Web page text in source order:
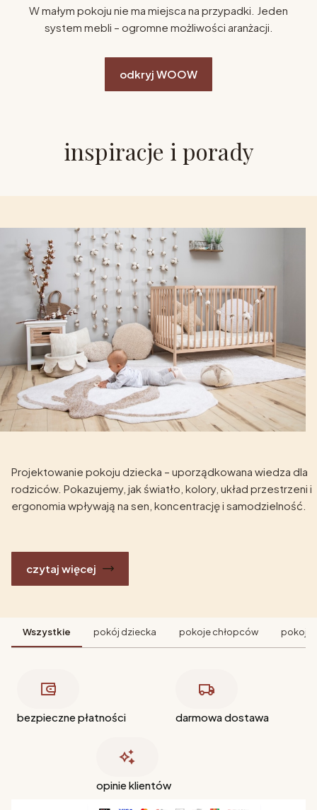
W małym pokoju nie ma miejsca na przypadki. Jeden
system mebli – ogromne możliwości aranżacji.
odkryj WOOW
inspiracje i porady
Projektowanie pokoju dziecka – uporządkowana wiedza dla
rodziców. Pokazujemy, jak światło, kolory, układ przestrzeni i
ergonomia wpływają na sen, koncentrację i samodzielność.
czytaj więcej
Wszystkie pokój dziecka pokoje chłopców pokoje
bezpieczne płatności darmowa dostawa
opinie klientów